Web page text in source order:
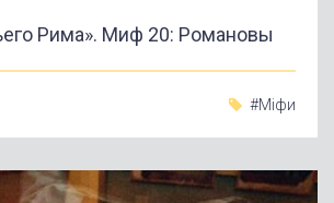
Рима». Миф 20: Романовы
#Міфи